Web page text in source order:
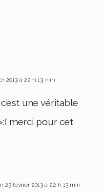
2013 à 22 h 13 min
une véritable
merci pour cet
23 février 2013 à 22 h 13 min